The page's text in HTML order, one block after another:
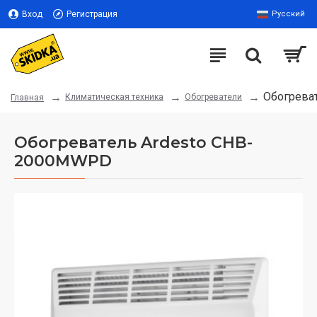
Вход Регистрация Русский
Главная Климатическая техника Обогреватели
Обогреватель Ardesto CHB-
2000MWPD